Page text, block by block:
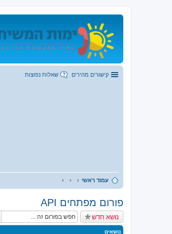
קישורים מהירים שאלות נפוצות
עמוד ראשי
פורום מפתחים API
נושא חדש
נושאים